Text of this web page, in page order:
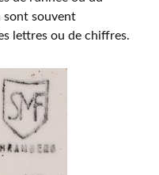
sont souvent
lettres ou de chiffres.